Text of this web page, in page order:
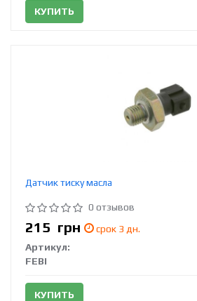
КУПИТЬ
Датчик тиску масла
0 отзывов
215 грн
срок 3 дн.
Артикул:
FEBI
КУПИТЬ